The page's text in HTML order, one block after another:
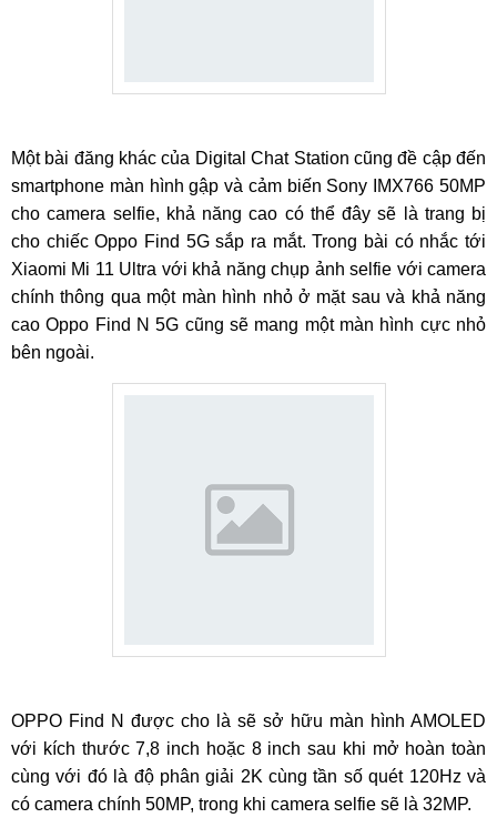
Một bài đăng khác của Digital Chat Station cũng đề cập đến
smartphone màn hình gập và cảm biến Sony IMX766 50MP
cho camera selfie, khả năng cao có thể đây sẽ là trang bị
cho chiếc Oppo Find 5G sắp ra mắt. Trong bài có nhắc tới
Xiaomi Mi 11 Ultra với khả năng chụp ảnh selfie với camera
chính thông qua một màn hình nhỏ ở mặt sau và khả năng
cao Oppo Find N 5G cũng sẽ mang một màn hình cực nhỏ
bên ngoài.
OPPO Find N được cho là sẽ sở hữu màn hình AMOLED
với kích thước 7,8 inch hoặc 8 inch sau khi mở hoàn toàn
cùng với đó là độ phân giải 2K cùng tần số quét 120Hz và
có camera chính 50MP, trong khi camera selfie sẽ là 32MP.